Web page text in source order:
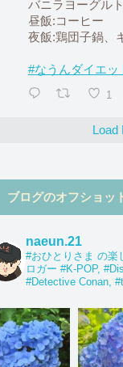
バニラヨーグルト
昼飯:コーヒー
夜飯:鶏団子鍋、
#なうんダイエッ
1
Load
ブログのオフショッ
naeun.21
#おひとりさま の楽
ロガー #K-POP,
#Detective Conan,